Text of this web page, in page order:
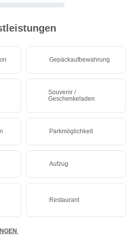
Gepäckaufbewahrung
Souvenir /
Geschenkeladen
Parkmöglichkeit
Aufzug
Restaurant